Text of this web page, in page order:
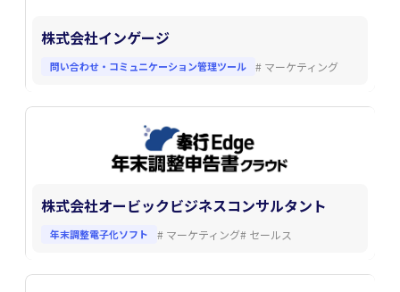
株式会社インゲージ
問い合わせ・コミュニケーション管理ツール # マーケティング
株式会社オービックビジネスコンサルタント
年末調整電子化ソフト # マーケティング# セールス